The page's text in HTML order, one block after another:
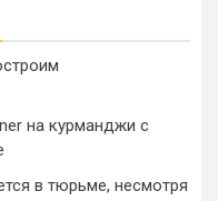
на курманджи с
в тюрьме, несмотря